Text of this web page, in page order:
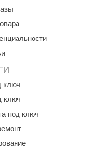
ключ
ключ
под ключ